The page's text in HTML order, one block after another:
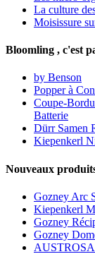
La culture
Moisissure
Bloomling , c'est
by Benson
Popper à
Coupe-
Batterie
Dürr Samen
Kiepenkerl
Nouveaux
Gozney Arc
Kiepenkerl
Gozney
Gozney